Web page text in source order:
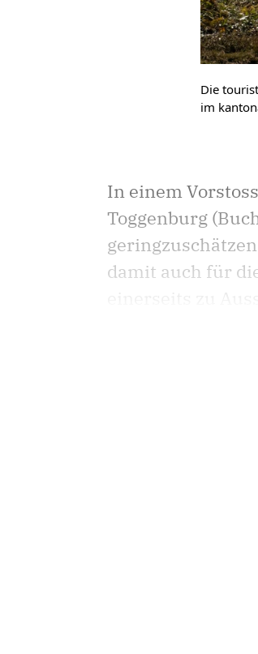
Die
im
In einem
Toggenburg
damit auch für